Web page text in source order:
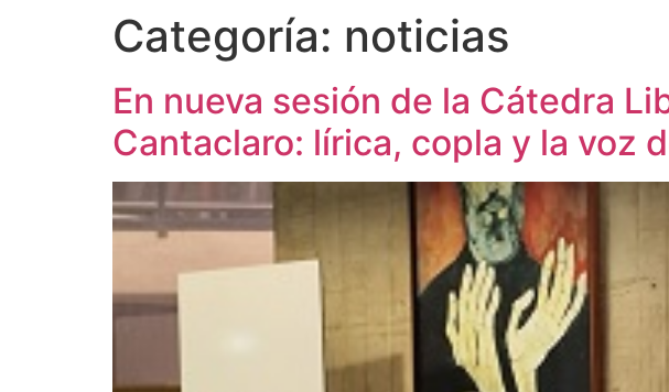
Categoría: noticias
En nueva sesión de la Cátedra
Cantaclaro: lírica, copla y la voz